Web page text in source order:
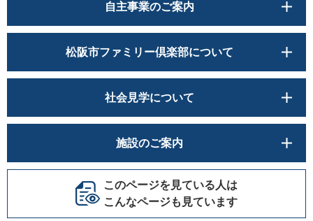
自主事業のご案内
松阪市ファミリー倶楽部について
社会見学について
施設のご案内
このページを見ている人は
こんなページも見ています